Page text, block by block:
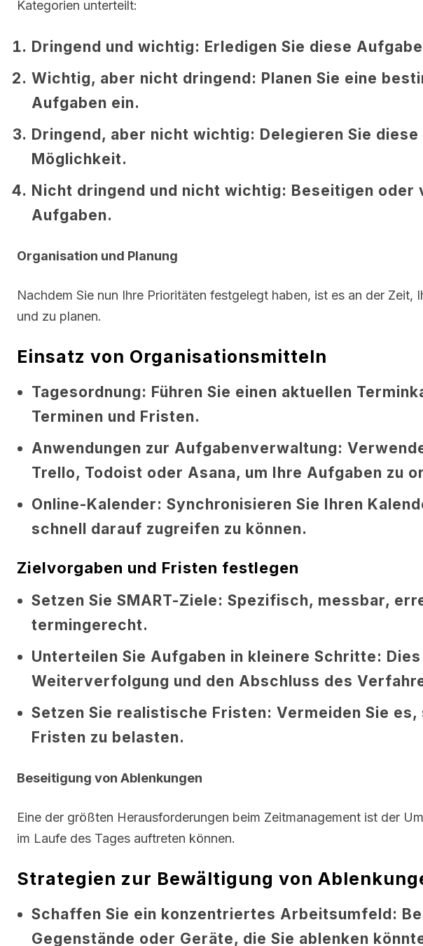
Kategorien unterteilt:
Dringend und wichtig: Erledigen Sie diese
Wichtig, aber nicht dringend: Planen Sie eine
Aufgaben ein.
Dringend, aber nicht wichtig: Delegieren Sie
Möglichkeit.
Nicht dringend und nicht wichtig: Beseitigen oder
Aufgaben.
Organisation und Planung
Nachdem Sie nun Ihre Prioritäten festgelegt haben, ist es an der Zeit,
und zu planen.
Einsatz von Organisationsmitteln
Tagesordnung: Führen Sie einen aktuellen
Terminen und Fristen.
Anwendungen zur Aufgabenverwaltung:
Trello, Todoist oder Asana, um Ihre Aufgaben zu
Online-Kalender: Synchronisieren Sie Ihren
schnell darauf zugreifen zu können.
Zielvorgaben und Fristen festlegen
Setzen Sie SMART-Ziele: Spezifisch, messbar,
termingerecht.
Unterteilen Sie Aufgaben in kleinere Schritte:
Weiterverfolgung und den Abschluss des
Setzen Sie realistische Fristen: Vermeiden Sie
Fristen zu belasten.
Beseitigung von Ablenkungen
Eine der größten Herausforderungen beim Zeitmanagement ist der
im Laufe des Tages auftreten können.
Strategien zur Bewältigung von
Schaffen Sie ein konzentriertes Arbeitsumfeld:
Gegenstände oder Geräte, die Sie ablenken